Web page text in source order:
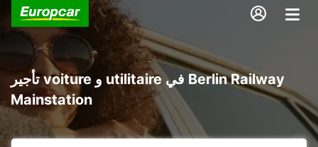
تأجير voiture و utilitaire في Berlin Railway
Mainstation